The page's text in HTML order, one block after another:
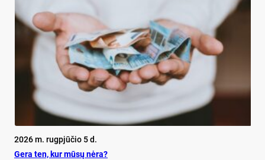
2026 m. rugpjūčio 5 d.
Ge­ra ten, kur mū­sų nė­ra?